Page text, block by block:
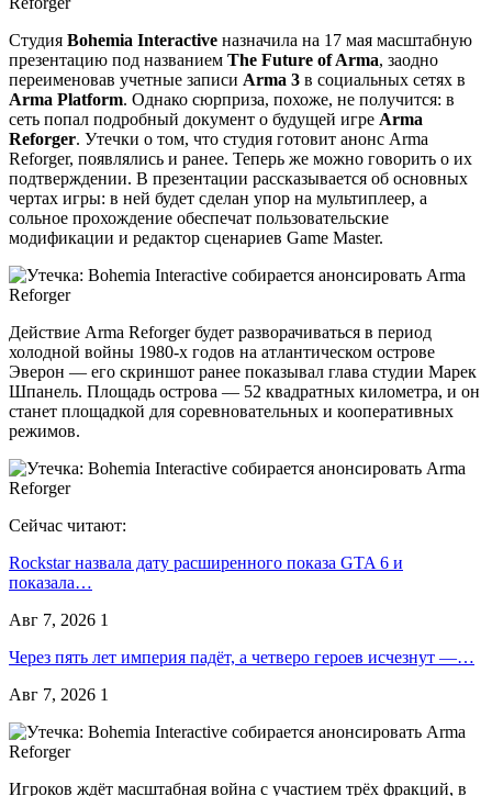
Студия Bohemia Interactive назначила на 17 мая масштабную
презентацию под названием The Future of Arma, заодно
переименовав учетные записи Arma 3 в социальных сетях в
Arma Platform. Однако сюрприза, похоже, не получится: в
сеть попал подробный документ о будущей игре Arma
Reforger. Утечки о том, что студия готовит анонс Arma
Reforger, появлялись и ранее. Теперь же можно говорить о их
подтверждении. В презентации рассказывается об основных
чертах игры: в ней будет сделан упор на мультиплеер, а
сольное прохождение обеспечат пользовательские
модификации и редактор сценариев Game Master.
Действие Arma Reforger будет разворачиваться в период
холодной войны 1980-х годов на атлантическом острове
Эверон — его скриншот ранее показывал глава студии Марек
Шпанель. Площадь острова — 52 квадратных километра, и он
станет площадкой для соревновательных и кооперативных
режимов.
Сейчас читают:
Rockstar назвала дату расширенного показа GTA 6 и
показала…
Авг 7, 2026 1
Через пять лет империя падёт, а четверо героев исчезнут —…
Авг 7, 2026 1
Игроков ждёт масштабная война с участием трёх фракций, в